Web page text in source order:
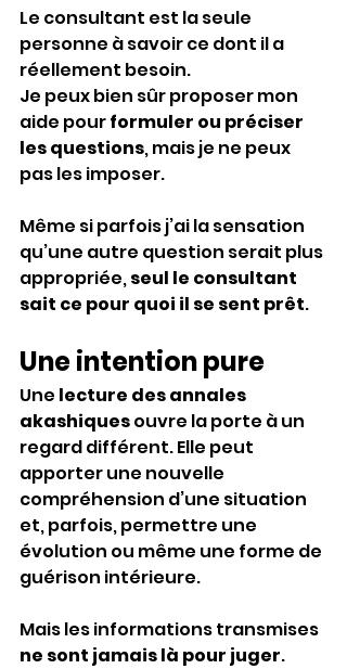
Le consultant est la seule
personne à savoir ce dont il a
réellement besoin.
Je peux bien sûr proposer mon
aide pour formuler ou préciser
les questions, mais je ne peux
pas les imposer.
Même si parfois j’ai la sensation
qu’une autre question serait plus
appropriée, seul le consultant
sait ce pour quoi il se sent prêt.
Une intention pure
Une lecture des annales
akashiques ouvre la porte à un
regard différent. Elle peut
apporter une nouvelle
compréhension d’une situation
et, parfois, permettre une
évolution ou même une forme de
guérison intérieure.
Mais les informations transmises
ne sont jamais là pour juger.